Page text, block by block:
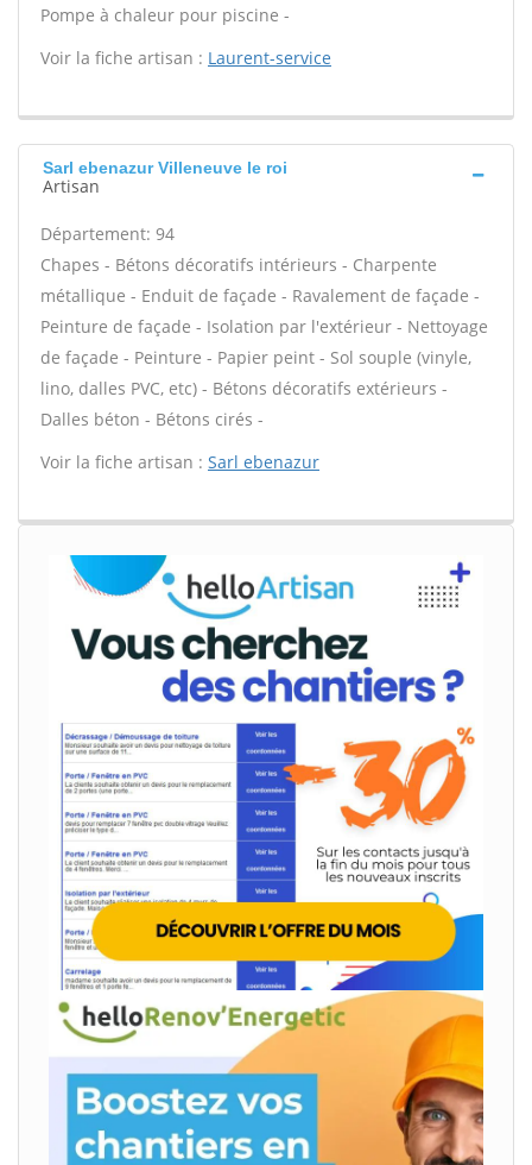
Pompe à chaleur pour piscine -
Voir la fiche artisan : Laurent-service
Sarl ebenazur Villeneuve le roi
Artisan
Département: 94
Chapes - Bétons décoratifs intérieurs - Charpente
métallique - Enduit de façade - Ravalement de façade -
Peinture de façade - Isolation par l'extérieur - Nettoyage
de façade - Peinture - Papier peint - Sol souple (vinyle,
lino, dalles PVC, etc) - Bétons décoratifs extérieurs -
Dalles béton - Bétons cirés -
Voir la fiche artisan : Sarl ebenazur